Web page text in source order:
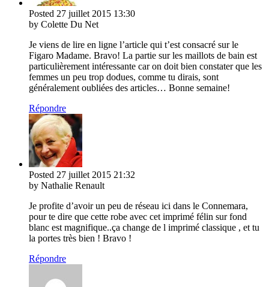
Posted 27 juillet 2015 13:30
by Colette Du Net
Je viens de lire en ligne l’article qui t’est consacré sur le
Figaro Madame. Bravo! La partie sur les maillots de bain est
particulièrement intéressante car on doit bien constater que les
femmes un peu trop dodues, comme tu dirais, sont
généralement oubliées des articles… Bonne semaine!
Répondre
Posted 27 juillet 2015 21:32
by Nathalie Renault
Je profite d’avoir un peu de réseau ici dans le Connemara,
pour te dire que cette robe avec cet imprimé félin sur fond
blanc est magnifique..ça change de l imprimé classique , et tu
la portes très bien ! Bravo !
Répondre